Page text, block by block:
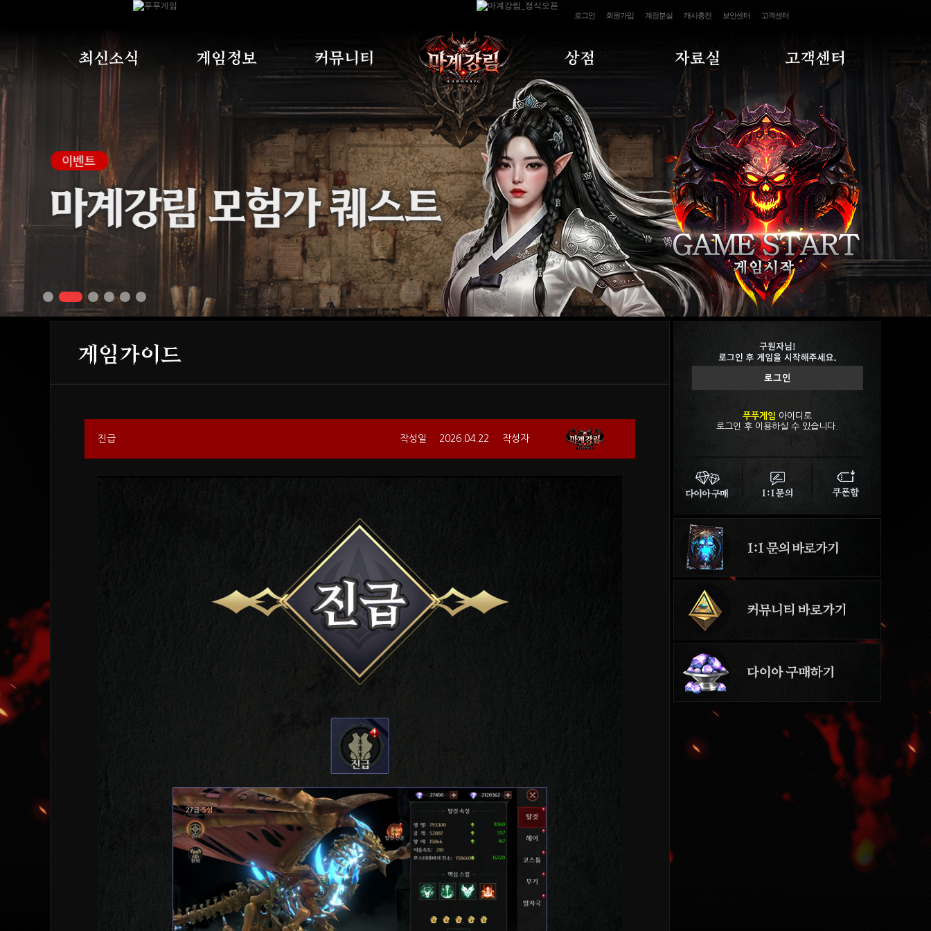
로그인 회원가입 계정분실 캐시충전 보안센터 고객센터
최신소식 게임정보 커뮤니티 상점 자료실 고객센터
푸푸게임 아이디로
로그인 후 이용하실 수 있습니다.
게임가이드
진급 작성일 2026.04.22 작성자